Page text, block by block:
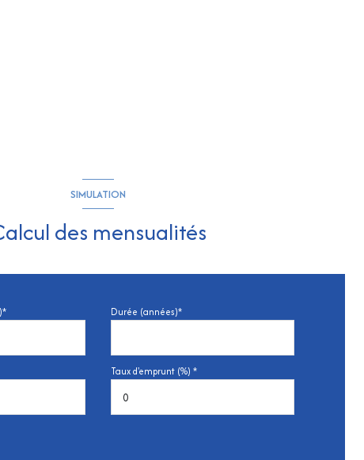
SIMULATION
des mensualités
Durée (années)*
Taux d'emprunt (%) *